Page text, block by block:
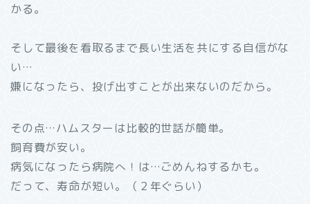
かる。
そして最後を看取るまで長い生活を共にする自信がな
い…
嫌になったら、投げ出すことが出来ないのだから。
その点…ハムスターは比較的世話が簡単。
飼育費が安い。
病気になったら病院へ！は…ごめんねするかも。
だって、寿命が短い。（２年ぐらい）